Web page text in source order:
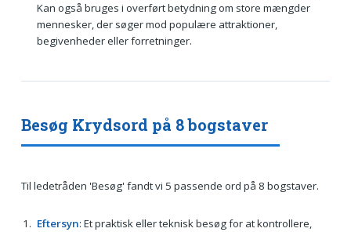
Kan også bruges i overført betydning om store mængder
mennesker, der søger mod populære attraktioner,
begivenheder eller forretninger.
Besøg Krydsord på 8 bogstaver
Til ledetråden 'Besøg' fandt vi 5 passende ord på 8 bogstaver.
Eftersyn: Et praktisk eller teknisk besøg for at kontrollere,